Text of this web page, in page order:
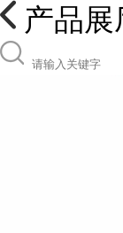
产品展